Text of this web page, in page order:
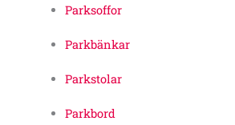
Parksoffor
Parkbänkar
Parkstolar
Parkbord